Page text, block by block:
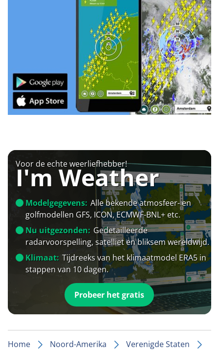
Voor de echte weerliefhebber!
I'm Weather
Modelgegevens: Alle bekende atmosfeer- en
golfmodellen GFS, ICON, ECMWF-BNL+ etc.
Nu uitgezonden: Gedetailleerde
radarvoorspelling, satelliet en bliksem wereldwijd.
Klimaat: Tijdreeks van het klimaatmodel ERA5 in
stappen van 10 dagen.
Probeer het gratis
Home Noord-Amerika
Verenigde Staten